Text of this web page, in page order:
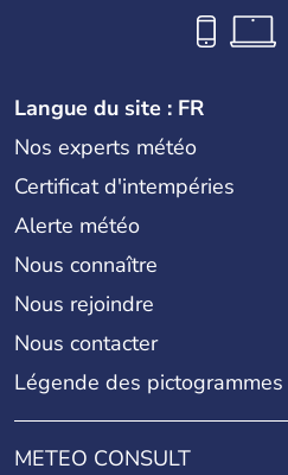
Langue du site : FR
Nos experts météo
Certificat d'intempéries
Alerte météo
Nous connaître
Nous rejoindre
Nous contacter
Légende des pictogrammes
METEO CONSULT